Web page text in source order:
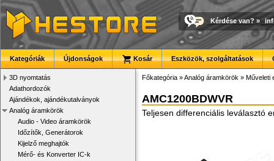
Kérdése van? »
Kategóriák Újdonságok Kosár Eszközök, szolgáltatások
3D nyomtatás
Adathordozók
Ajándékok, ajándékutalványok
Analóg áramkörök
Audio - Video áramkörök
Időzítők, Generátorok
Kijelző meghajtók
Mérő- és Konverter IC-k
Főkategória »Analóg áramkörök » Műveleti
AMC1200BDWVR
Teljesen differenciális leválasztó